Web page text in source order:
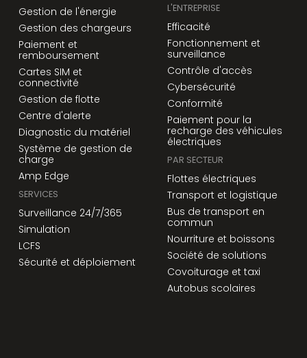
Gestion de l'énergie
Gestion des chargeurs
Paiement et
remboursement
Cartes SIM et
connectivité
Gestion de flotte
Centre d'alerte
Diagnostic du matériel
Système de gestion de
charge
Amp Edge
SERVICES
Surveillance 24/7/365
Simulation
LCFS
Sécurité et déploiement
L'ENTREPRISE
Efficacité
Fonctionnement et
surveillance
Contrôle d'accès
Cybersécurité
Conformité
Paiement pour la
recharge des véhicules
électriques
PAR SECTEUR
Flottes électriques
Transport et logistique
Bus de transport en
commun
Nourriture et boissons
Société de solutions
Covoiturage et taxi
Autobus scolaires